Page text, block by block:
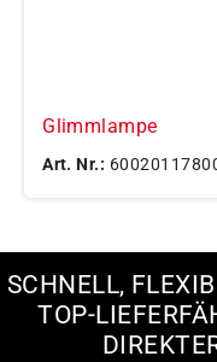
Glimmlampe
Art. Nr.:
SCHNELL,
TOP-